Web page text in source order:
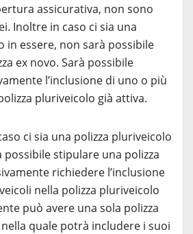
assicurativa, non sono
Inoltre in caso ci sia una
in essere, non sarà possibile
ex novo. Sarà possibile
l’inclusione di uno o più
pluriveicolo già attiva.
ci sia una polizza pluriveicolo
possibile stipulare una polizza
richiedere l’inclusione
nella polizza pluriveicolo
può avere una sola polizza
quale potrà includere i suoi